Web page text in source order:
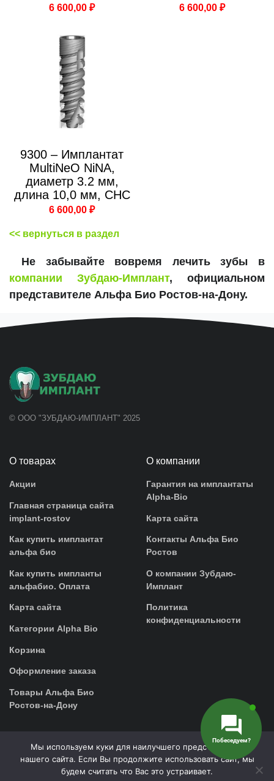
6 600,00 ₽ 6 600,00 ₽
9300 – Имплантат
MultiNeO NiNA,
диаметр 3.2 мм,
длина 10,0 мм, CHC
6 600,00 ₽
<< вернуться в раздел
Не забывайте вовремя лечить зубы в
компании Зубдаю-Имплант, официальном
представителе Альфа Био Ростов-на-Дону.
© ООО "ЗУБДАЮ-ИМПЛАНТ" 2025
О товарах
Акции
Главная страница сайта
implant-rostov
Как купить имплантат
альфа био
Как купить импланты
альфабио. Оплата
Карта сайта
Категории Alpha Bio
Корзина
Оформление заказа
Товары Альфа Био
Ростов-на-Дону
О компании
Гарантия на имплантаты
Alpha-Bio
Карта сайта
Контакты Альфа Био
Ростов
О компании Зубдаю-
Имплант
Политика
конфиденциальности
0 выбрано
Мы используем куки для наилучшего представления
нашего сайта. Если Вы продолжите использовать сайт, мы
будем считать что Вас это устраивает.
Побеседуем?